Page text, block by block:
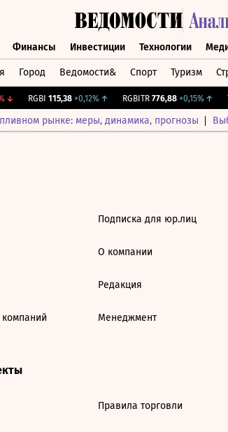
Финансы Инвестиции Технологии
Город Ведомости& Спорт Туризм
↓ RGBI 115,38 +0,12%↑ RGBITR 776,88 +0,15%↑
рынке: меры, динамика, прогнозы
Подписка для юр.лиц
О компании
Редакция
Менеджмент
Правила торговли